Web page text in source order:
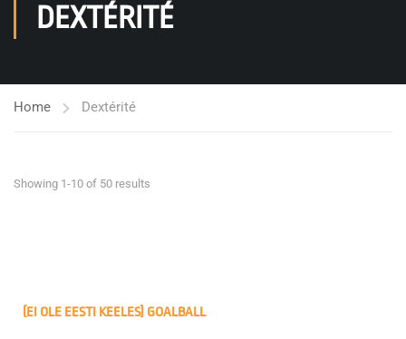
DEXTÉRITÉ
Home Dextérité
Showing 1-10 of 50 results
(EI OLE EESTI KEELES) GOALBALL